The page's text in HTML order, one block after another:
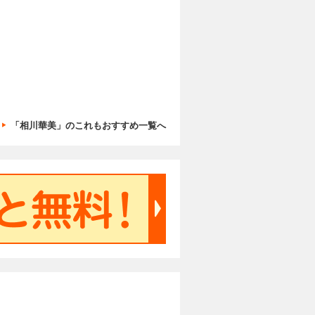
「相川華美」のこれもおすすめ一覧へ